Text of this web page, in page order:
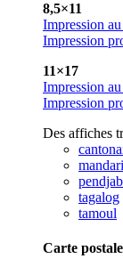
8,5×11
Impression
Impression
11×17
Impression
Impression
Des affiches
tagalog
tamoul
Carte postale